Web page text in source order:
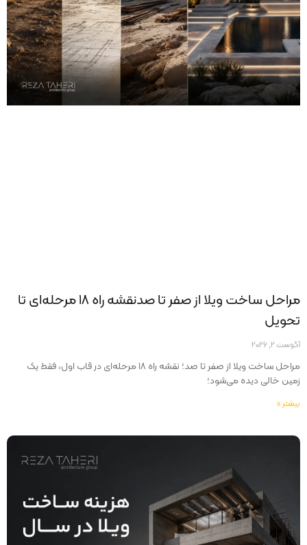
مراحل ساخت ویلا از صفر تا صدنقشه راه ۱۸ مرحله‌ای تا
تحویل
آگوست 2, 2026
مراحل ساخت ویلا از صفر تا صد؛ نقشه راه ۱۸ مرحله‌ای در قاب اول، فقط یک
زمین خالی دیده می‌شود؛
بیشتر »